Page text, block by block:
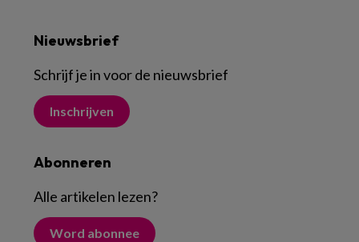
Nieuwsbrief
Schrijf je in voor de nieuwsbrief
Inschrijven
Abonneren
Alle artikelen lezen?
Word abonnee